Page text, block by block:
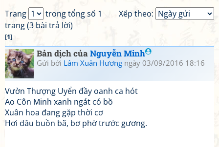
Xếp theo:
Trang
trong tổng số 1
trang (3 bài trả lời)
[1]
Bản dịch củaNguyễn Minh
Gửi bởi Lâm Xuân Hương ngày 03/09/2016 18:16
Vườn Thượng Uyển đầy oanh ca hót
Ao Côn Minh xanh ngát cỏ bồ
Xuân hoa đang gặp thời cơ
Hơi đâu buồn bã, bơ phờ trước gương.